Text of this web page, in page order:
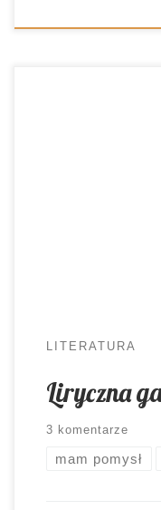
LITERATURA
Liryczna
3 komentarze
mam pomysł